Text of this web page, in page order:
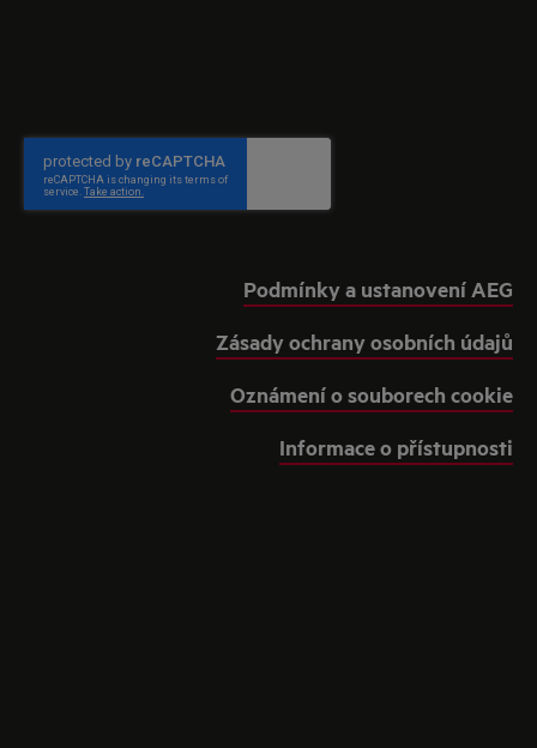
Podmínky a ustanovení AEG
Zásady ochrany osobních údajů
Oznámení o souborech cookie
Informace o přístupnosti